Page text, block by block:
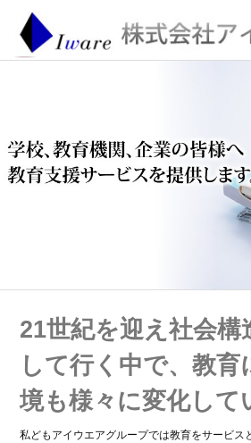
21世紀を迎え社会構
して行く中で、教育
境も様々に変化して
私どもアイウエアグループでは教育をサービス